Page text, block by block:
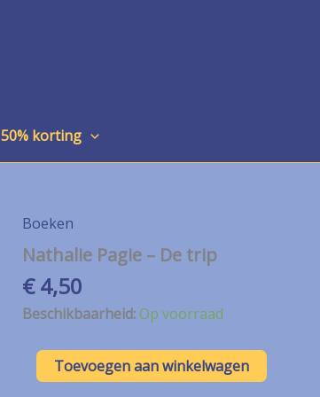
50% korting
Boeken
Nathalie Pagie – De trip
€4,50
Beschikbaarheid:Op voorraad
Nathalie
Pagie
Toevoegen aan winkelwagen